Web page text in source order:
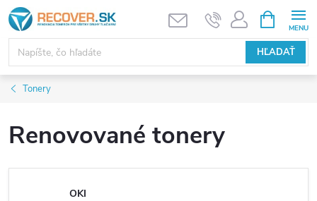
Prejsť
na
obsah
HĽADAŤ
KOŠÍK
Tonery
Renovované tonery
OKI